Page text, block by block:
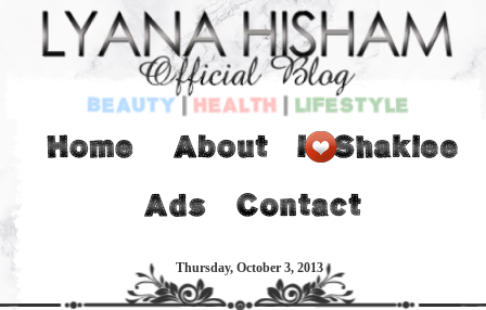
Thursday, October 3, 2013